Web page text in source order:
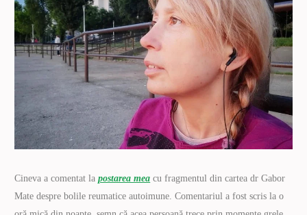
Cineva a comentat lapostarea mea cu fragmentul din cartea dr Gabor
Mate despre bolile reumatice autoimune. Comentariul a fost scris la o